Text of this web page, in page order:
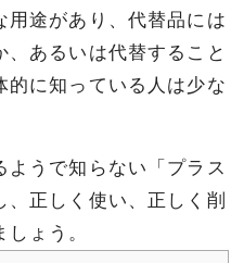
途があり、代替品には
あるいは代替すること
に知っている人は少な
ようで知らない「プラス
正しく使い、正しく削
ょう。